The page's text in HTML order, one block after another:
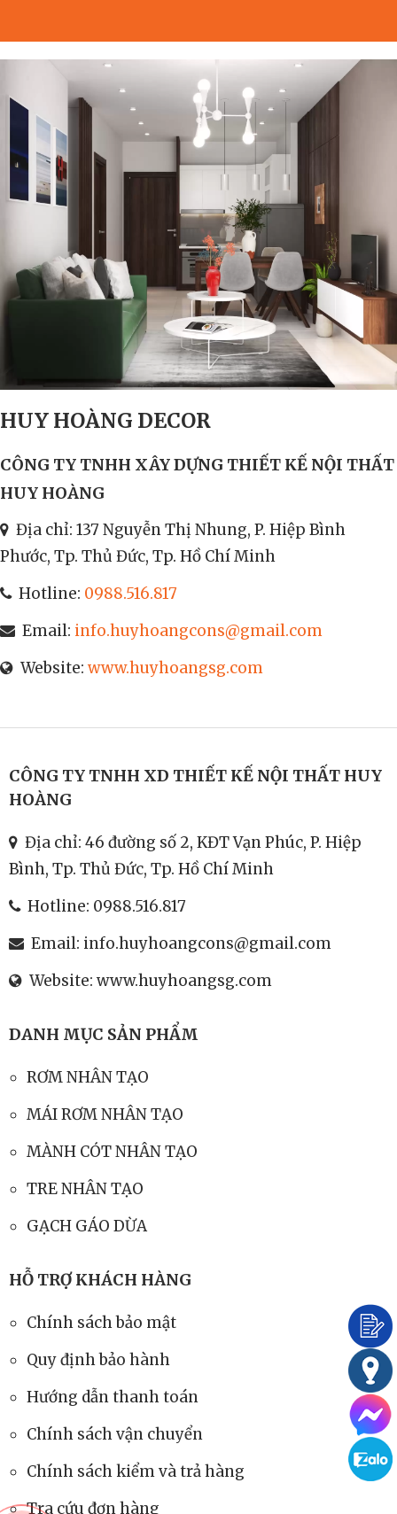
HUY HOÀNG DECOR
CÔNG TY TNHH XÂY DỰNG THIẾT KẾ NỘI THẤT
HUY HOÀNG
Địa chỉ: 137 Nguyễn Thị Nhung, P. Hiệp Bình
Phước, Tp. Thủ Đức, Tp. Hồ Chí Minh
Hotline: 0988.516.817
Email: info.huyhoangcons@gmail.com
Website: www.huyhoangsg.com
CÔNG TY TNHH XD THIẾT KẾ NỘI THẤT HUY
HOÀNG
Địa chỉ: 46 đường số 2, KĐT Vạn Phúc, P. Hiệp
Bình, Tp. Thủ Đức, Tp. Hồ Chí Minh
Hotline: 0988.516.817
Email: info.huyhoangcons@gmail.com
Website: www.huyhoangsg.com
DANH MỤC SẢN PHẨM
RƠM NHÂN TẠO
MÁI RƠM NHÂN TẠO
MÀNH CÓT NHÂN TẠO
TRE NHÂN TẠO
GẠCH GÁO DỪA
HỖ TRỢ KHÁCH HÀNG
Chính sách bảo mật
Quy định bảo hành
Hướng dẫn thanh toán
Chính sách vận chuyển
Chính sách kiểm và trả hàng
Tra cứu đơn hàng